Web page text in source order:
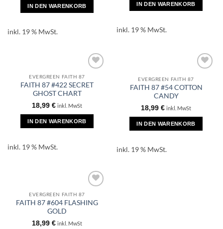
IN DEN WARENKORB
inkl. 19 % MwSt.
IN DEN WARENKORB
inkl. 19 % MwSt.
EVERGREEN FAITH 87
FAITH 87 #422 SECRET
GHOST CHART
18,99 € inkl. MwSt
IN DEN WARENKORB
inkl. 19 % MwSt.
EVERGREEN FAITH 87
FAITH 87 #54 COTTON
CANDY
18,99 € inkl. MwSt
IN DEN WARENKORB
inkl. 19 % MwSt.
EVERGREEN FAITH 87
FAITH 87 #604 FLASHING
GOLD
18,99 € inkl. MwSt